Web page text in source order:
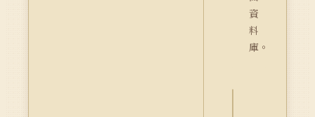
資
料
庫。